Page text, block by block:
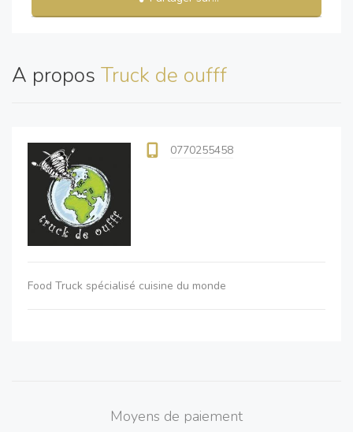
A propos Truck de oufff
0770255458
Food Truck spécialisé cuisine du monde
Moyens de paiement